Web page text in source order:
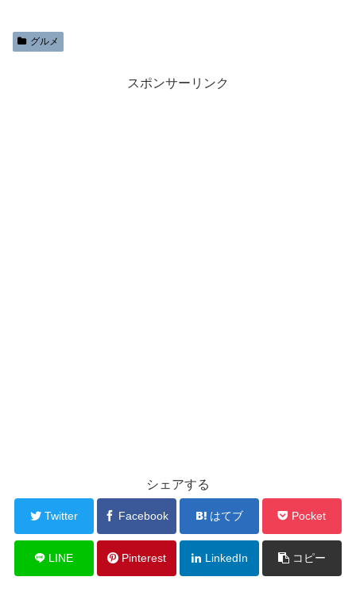
グルメ
スポンサーリンク
シェアする
Twitter Facebook はてブ Pocket
LINE Pinterest LinkedIn コピー